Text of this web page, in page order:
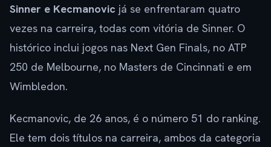
Sinner e Kecmanovic já se enfrentaram quatro
vezes na carreira, todas com vitória de Sinner. O
histórico inclui jogos nas Next Gen Finals, no ATP
250 de Melbourne, no Masters de Cincinnati e em
Wimbledon.
Kecmanovic, de 26 anos, é o número 51 do ranking.
Ele tem dois títulos na carreira, ambos da categoria